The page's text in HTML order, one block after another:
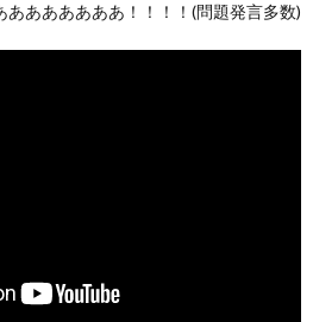
ああああああ！！！！(問題発言多数)